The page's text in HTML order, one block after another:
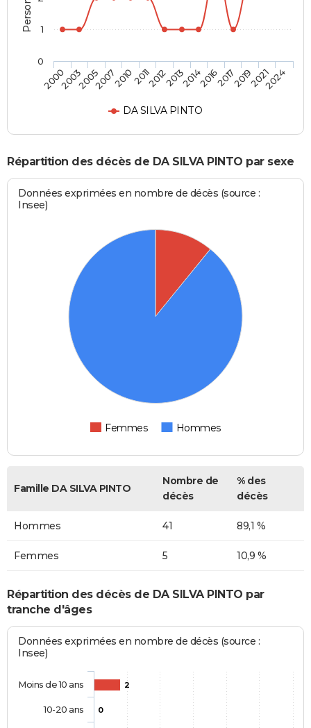
DA SILVA PINTO
20002003200520072010201120122013201420162017201920212024
0
1
Répartition des décès de DA SILVA PINTO par sexe
Données exprimées en nombre de décès (source :
Insee)
Femmes Hommes
Famille DA SILVA PINTO
Nombre de
décès
% des
décès
Hommes 41 89,1 %
Femmes 5 10,9 %
Répartition des décès de DA SILVA PINTO par
tranche d'âges
Données exprimées en nombre de décès (source :
Insee)
2
0
Moins de 10 ans
10-20 ans